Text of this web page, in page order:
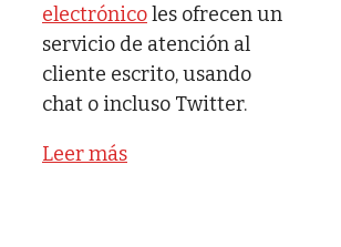
electrónicoles ofrecen un
servicio de atención al
cliente escrito, usando
chat o incluso Twitter.
Leer más